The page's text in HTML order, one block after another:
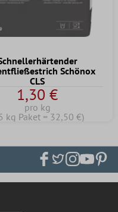
Schönox
CLS
1,30 €
pro kg
kg Paket = 32,50 €)